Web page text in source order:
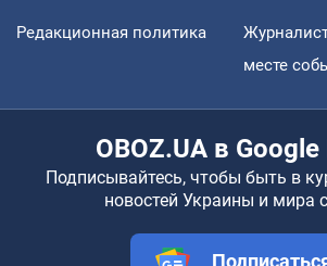
Редакционная политика
месте
OBOZ.UA в
Подписывайтесь, чтобы быть в
новостей Украины и мира